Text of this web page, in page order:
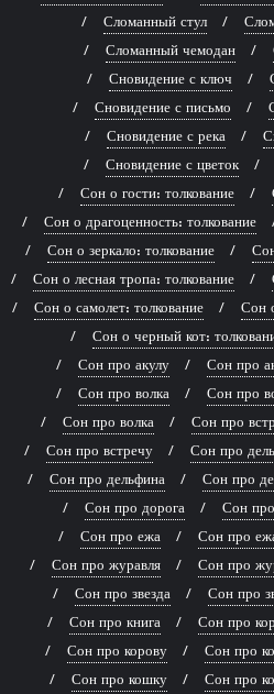
Сломанный стул
Сломанный чемодан
Сновидение с ключ
Сновидение с письмо
Сновидение с река
Сновидение с цветок
Сон о гости: толкование
Сон о драгоценность: толкование
Сон о зеркало: толкование
Сон о лесная тропа: толкование
Сон о самолет: толкование
Сон
Сон о черный кот:
Сон про акулу
Сон про
Сон про волка
Сон про
Сон про волка
Сон про
Сон про встречу
Сон про
Сон про дельфина
Сон про
Сон про дорога
Сон
Сон про ежа
Сон про
Сон про журавля
Сон про
Сон про звезда
Сон про
Сон про книга
Сон про
Сон про корову
Сон про
Сон про кошку
Сон про